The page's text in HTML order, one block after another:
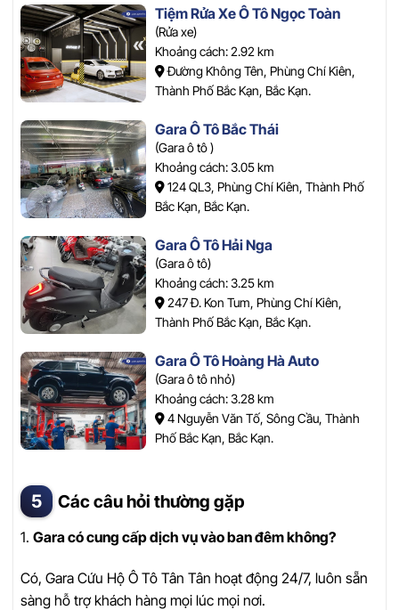
Tiệm Rửa Xe Ô Tô Ngọc Toàn
(Rửa xe)
Khoảng cách: 2.92 km
Đường Không Tên, Phùng Chí Kiên,
Thành Phố Bắc Kạn, Bắc Kạn.
Gara Ô Tô Bắc Thái
(Gara ô tô )
Khoảng cách: 3.05 km
124 QL3, Phùng Chí Kiên, Thành Phố
Bắc Kạn, Bắc Kạn.
Gara Ô Tô Hải Nga
(Gara ô tô)
Khoảng cách: 3.25 km
247 Đ. Kon Tum, Phùng Chí Kiên,
Thành Phố Bắc Kạn, Bắc Kạn.
Gara Ô Tô Hoàng Hà Auto
(Gara ô tô nhỏ)
Khoảng cách: 3.28 km
4 Nguyễn Văn Tố, Sông Cầu, Thành
Phố Bắc Kạn, Bắc Kạn.
Các câu hỏi thường gặp
1. Gara có cung cấp dịch vụ vào ban đêm không?
Có, Gara Cứu Hộ Ô Tô Tân Tân hoạt động 24/7, luôn sẵn
sàng hỗ trợ khách hàng mọi lúc mọi nơi.